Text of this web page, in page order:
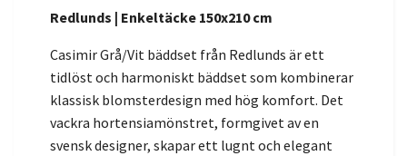
Redlunds | Enkeltäcke 150x210 cm
Casimir Grå/Vit bäddset från Redlunds är ett
tidlöst och harmoniskt bäddset som kombinerar
klassisk blomsterdesign med hög komfort. Det
vackra hortensiamönstret, formgivet av en
svensk designer, skapar ett lugnt och elegant